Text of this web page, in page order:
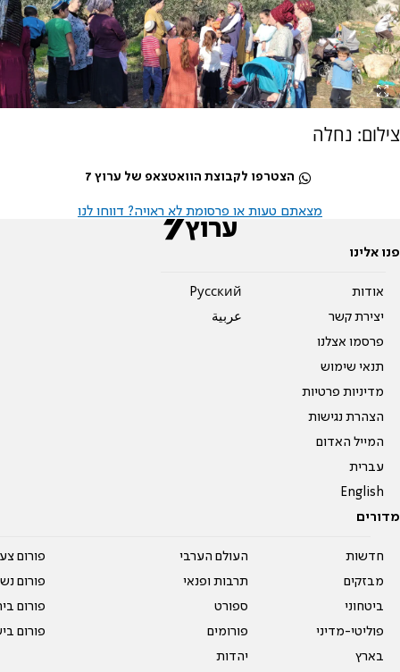
צילום: נחלה
הצטרפו לקבוצת הוואטצאפ של ערוץ 7
מצאתם טעות או פרסומת לא ראויה? דווחו לנו
פנו אלינו
אודות
יצירת קשר
פרסמו אצלנו
תנאי שימוש
מדיניות פרטיות
הצהרת נגישות
המייל האדום
עברית
English
Pусский
عربية
מדורים
חדשות
מבזקים
ביטחוני
פוליטי-מדיני
בארץ
העולם הערבי
תרבות ופנאי
ספורט
פורומים
יהדות
פורום
פורום
פורום
פורום